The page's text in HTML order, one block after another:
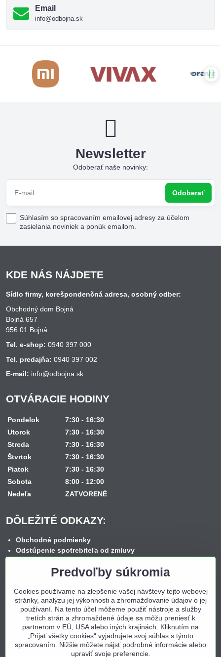
Email
info@odbojna.sk
Newsletter
Odoberať naše novinky:
Odoberať
Súhlasím so spracovaním emailovej adresy za účelom
zasielania noviniek a ponúk emailom.
KDE NÁS NÁJDETE
Sídlo firmy, korešpondenčná adresa, osobný odber:
Obchodný dom Bojná
Bojná 657
956 01 Bojná
Tel. e-shop: 0940 397 000
Tel. predajňa: 0940 397 002
E-mail: info@odbojna.sk
OTVÁRACIE HODINY
Pondelok
7:30 - 16:30
Utorok
7:30 - 16:30
Streda
7:30 - 16:30
Štvrtok
7:30 - 16:30
Piatok
7:30 - 16:30
Sobota
8:00 - 12:00
Nedeľa
ZATVORENÉ
DÔLEŽITÉ ODKAZY:
Obchodné podmienky
Odstúpenie spotrebiteľa od zmluvy
Reklamačný formulár
Spôsob platby
Nákup na splátky
Ochrana osobných údajov
Cookies
Kontakt
Predvoľby súkromia
Cookies používame na zlepšenie vašej návštevy tejto webovej
stránky, analýzu jej výkonnosti a zhromažďovanie údajov o jej
používaní. Na tento účel môžeme použiť nástroje a služby
tretích strán a zhromaždené údaje sa môžu preniesť k
partnerom v EÚ, USA alebo iných krajinách. Kliknutím na
„Prijať všetky cookies“ vyjadrujete svoj súhlas s týmto
spracovaním. Nižšie môžete nájsť podrobné informácie alebo
upraviť svoje preferencie.